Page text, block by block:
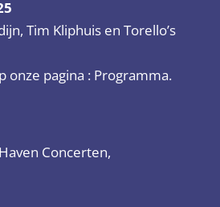
Tim Kliphuis en Torello’s
onze pagina : Programma.
Concerten,